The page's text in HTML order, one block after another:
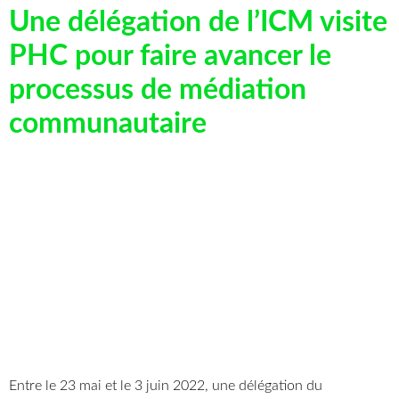
Une délégation de l’ICM visite
PHC pour faire avancer le
processus de médiation
communautaire
Entre le 23 mai et le 3 juin 2022, une délégation du